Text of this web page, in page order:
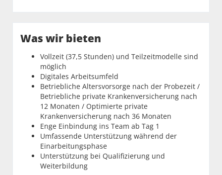
Was wir bieten
Vollzeit (37,5 Stunden) und Teilzeitmodelle sind
möglich
Digitales Arbeitsumfeld
Betriebliche Altersvorsorge nach der Probezeit /
Betriebliche private Krankenversicherung nach
12 Monaten / Optimierte private
Krankenversicherung nach 36 Monaten
Enge Einbindung ins Team ab Tag 1
Umfassende Unterstützung während der
Einarbeitungsphase
Unterstützung bei Qualifizierung und
Weiterbildung